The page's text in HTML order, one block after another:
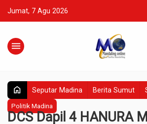
Jumat, 7 Agu 2026
menu
home Seputar Madina Berita Sumut
Politik Madina
DCS Dapil 4 HANURA